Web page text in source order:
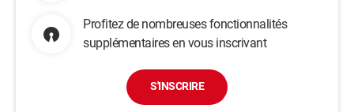
Profitez de nombreuses fonctionnalités
supplémentaires en vous inscrivant
S'INSCRIRE